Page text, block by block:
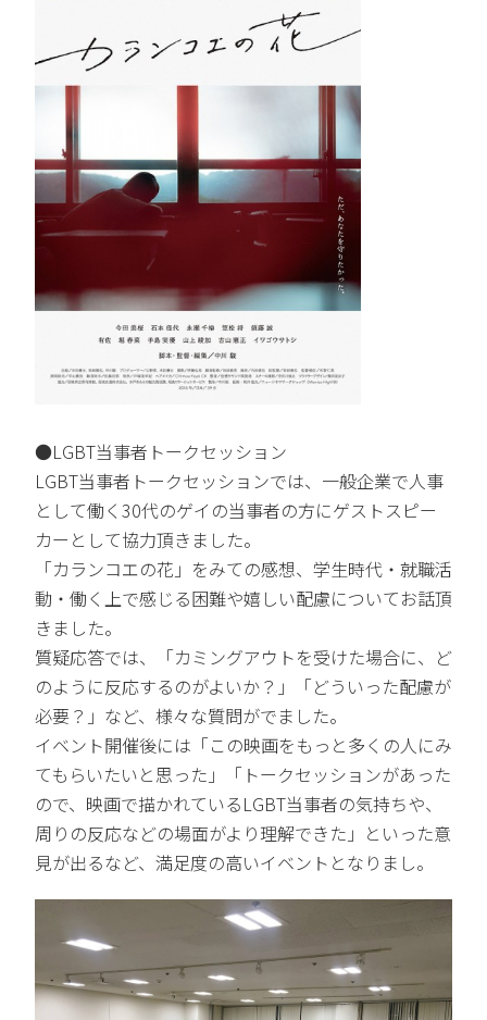
●LGBT当事者トークセッション
LGBT当事者トークセッションでは、一般企業で人事
として働く30代のゲイの当事者の方にゲストスピー
カーとして協力頂きました。
「カランコエの花」をみての感想、学生時代・就職活
動・働く上で感じる困難や嬉しい配慮についてお話頂
きました。
質疑応答では、「カミングアウトを受けた場合に、ど
のように反応するのがよいか？」「どういった配慮が
必要？」など、様々な質問がでました。
イベント開催後には「この映画をもっと多くの人にみ
てもらいたいと思った」「トークセッションがあった
ので、映画で描かれているLGBT当事者の気持ちや、
周りの反応などの場面がより理解できた」といった意
見が出るなど、満足度の高いイベントとなりまし。